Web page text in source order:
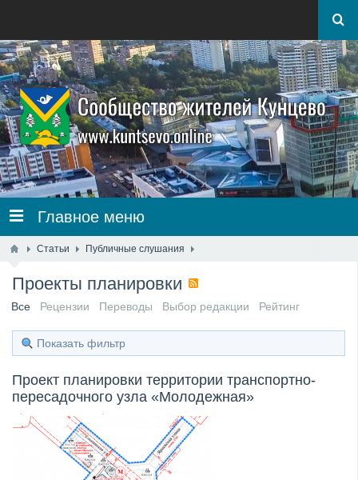
Главное меню
Статьи Публичные слушания
Проекты планировки
Все Рецензии Переводы Выбор редакции Рейтинг
Показать фильтр
Проект планировки территории транспортно-
пересадочного узла «Молодежная»